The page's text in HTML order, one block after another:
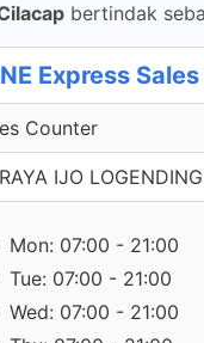
bertindak
Express
Counter
IJO LOGENDING
Mon: 07:00 - 21:00
Tue: 07:00 - 21:00
Wed: 07:00 - 21:00